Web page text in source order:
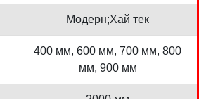
Модерн;Хай тек
400 мм, 600 мм, 700 мм, 800
мм, 900 мм